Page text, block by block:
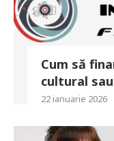
Cum să
cultural
22 ianuarie 2026